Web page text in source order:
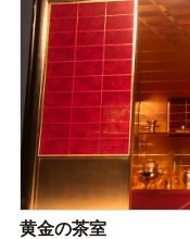
黄金の茶室